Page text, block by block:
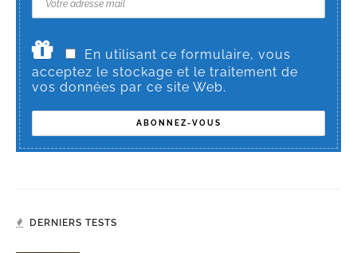
En utilisant ce formulaire, vous
acceptez le stockage et le traitement de
vos données par ce site Web.
DERNIERS TESTS